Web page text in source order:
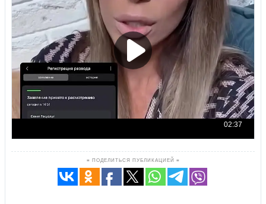
≡ ПОДЕЛИТЬСЯ ПУБЛИКАЦИЕЙ ≡